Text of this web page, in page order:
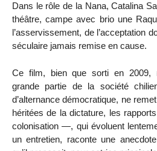
Dans le rôle de la Nana, Catalina
théâtre, campe avec brio une
l’asservissement, de l’acceptation
séculaire jamais remise en cause.
Ce film, bien que sorti en 2009,
grande partie de la société
d’alternance démocratique, ne
héritées de la dictature, les
colonisation —, qui évoluent
un entretien, raconte une